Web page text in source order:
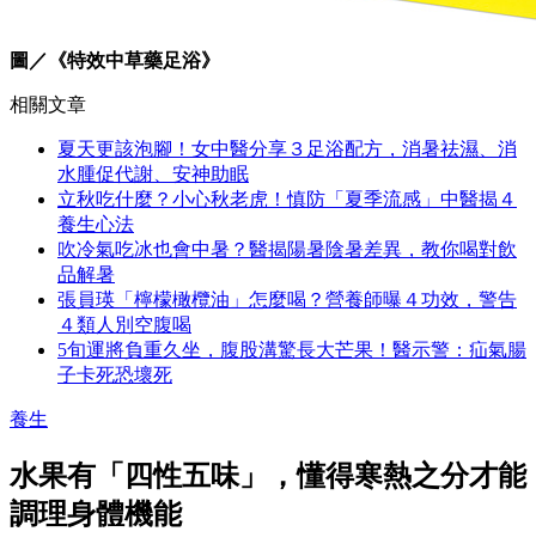
圖／《特效中草藥足浴》
相關文章
夏天更該泡腳！女中醫分享３足浴配方，消暑祛濕、消
水腫促代謝、安神助眠
立秋吃什麼？小心秋老虎！慎防「夏季流感」中醫揭４
養生心法
吹冷氣吃冰也會中暑？醫揭陽暑陰暑差異，教你喝對飲
品解暑
張員瑛「檸檬橄欖油」怎麼喝？營養師曝４功效，警告
４類人別空腹喝
5旬運將負重久坐，腹股溝驚長大芒果！醫示警：疝氣腸
子卡死恐壞死
養生
水果有「四性五味」，懂得寒熱之分才能
調理身體機能